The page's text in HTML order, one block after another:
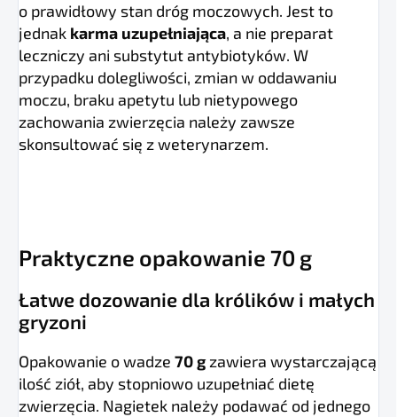
o prawidłowy stan dróg moczowych. Jest to
jednak karma uzupełniająca, a nie preparat
leczniczy ani substytut antybiotyków. W
przypadku dolegliwości, zmian w oddawaniu
moczu, braku apetytu lub nietypowego
zachowania zwierzęcia należy zawsze
skonsultować się z weterynarzem.
Praktyczne opakowanie 70 g
Łatwe dozowanie dla królików i małych
gryzoni
Opakowanie o wadze 70 gzawiera wystarczającą
ilość ziół, aby stopniowo uzupełniać dietę
zwierzęcia. Nagietek należy podawać od jednego